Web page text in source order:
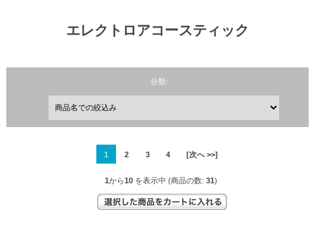
エレクトロアコースティック
分類:
1 2 3 4 [次へ >>]
1から10 を表示中 (商品の数: 31)